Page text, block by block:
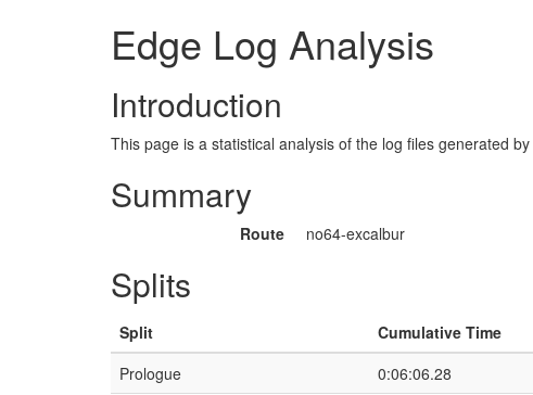
Edge Log Analysis
Introduction
This page is a statistical analysis of the log files generated
Summary
Route no64-excalbur
Splits
Split Cumulative Time
Prologue
0:06:06.28